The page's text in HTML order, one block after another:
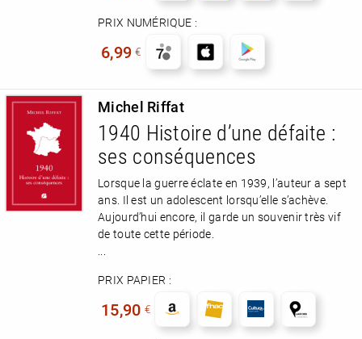
PRIX NUMÉRIQUE :
6,99 €
Michel Riffat
1940 Histoire d’une défaite :
ses conséquences
Lorsque la guerre éclate en 1939, l’auteur a sept
ans. Il est un adolescent lorsqu’elle s’achève.
Aujourd’hui encore, il garde un souvenir très vif
de toute cette période.
PRIX PAPIER :
15,90 €